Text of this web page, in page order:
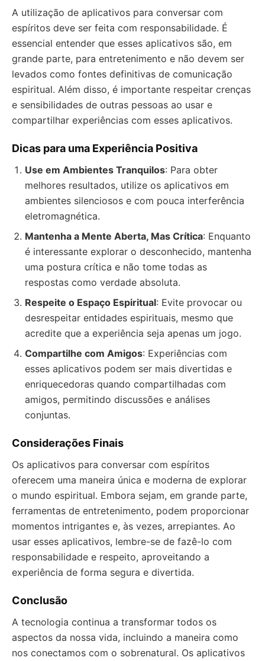
A utilização de aplicativos para conversar com
espíritos deve ser feita com responsabilidade. É
essencial entender que esses aplicativos são, em
grande parte, para entretenimento e não devem ser
levados como fontes definitivas de comunicação
espiritual. Além disso, é importante respeitar crenças
e sensibilidades de outras pessoas ao usar e
compartilhar experiências com esses aplicativos.
Dicas para uma Experiência Positiva
Use em Ambientes Tranquilos: Para obter
melhores resultados, utilize os aplicativos em
ambientes silenciosos e com pouca interferência
eletromagnética.
Mantenha a Mente Aberta, Mas Crítica: Enquanto
é interessante explorar o desconhecido, mantenha
uma postura crítica e não tome todas as
respostas como verdade absoluta.
Respeite o Espaço Espiritual: Evite provocar ou
desrespeitar entidades espirituais, mesmo que
acredite que a experiência seja apenas um jogo.
Compartilhe com Amigos: Experiências com
esses aplicativos podem ser mais divertidas e
enriquecedoras quando compartilhadas com
amigos, permitindo discussões e análises
conjuntas.
Considerações Finais
Os aplicativos para conversar com espíritos
oferecem uma maneira única e moderna de explorar
o mundo espiritual. Embora sejam, em grande parte,
ferramentas de entretenimento, podem proporcionar
momentos intrigantes e, às vezes, arrepiantes. Ao
usar esses aplicativos, lembre-se de fazê-lo com
responsabilidade e respeito, aproveitando a
experiência de forma segura e divertida.
Conclusão
A tecnologia continua a transformar todos os
aspectos da nossa vida, incluindo a maneira como
nos conectamos com o sobrenatural. Os aplicativos